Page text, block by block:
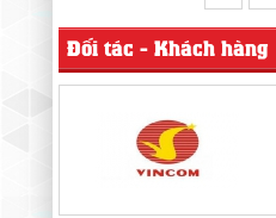
Đối tác - Khách hàng